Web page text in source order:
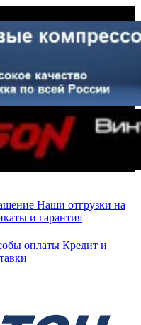
Наши отгрузки на
и гарантия
оплаты Кредит и